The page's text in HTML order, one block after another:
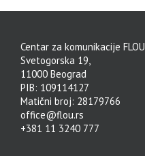
Centar za komunikacije FLOU
Svetogorska 19,
11000 Beograd
PIB: 109114127
Matični broj: 28179766
office@flou.rs
+381 11 3240 777